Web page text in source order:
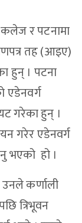
कलेज र पटनामा
तह (आइए)
हुन् । पटना
एडेनवर्ग
गरेका हुन् ।
गरेर एडेनवर्ग
भएको हो ।
उनले कर्णाली
त्रिभूवन